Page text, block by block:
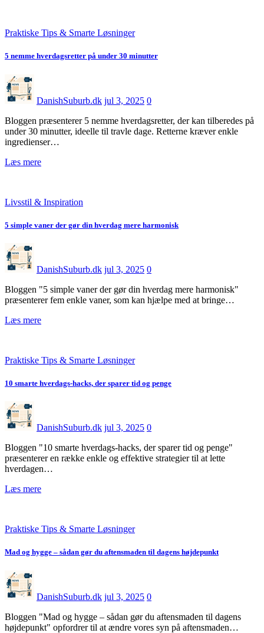
Praktiske Tips & Smarte Løsninger
5 nemme hverdagsretter på under 30 minutter
DanishSuburb.dk jul 3, 2025 0
Bloggen præsenterer 5 nemme hverdagsretter, der kan tilberedes på
under 30 minutter, ideelle til travle dage. Retterne kræver enkle
ingredienser…
Læs mere
Livsstil & Inspiration
5 simple vaner der gør din hverdag mere harmonisk
DanishSuburb.dk jul 3, 2025 0
Bloggen "5 simple vaner der gør din hverdag mere harmonisk"
præsenterer fem enkle vaner, som kan hjælpe med at bringe…
Læs mere
Praktiske Tips & Smarte Løsninger
10 smarte hverdags-hacks, der sparer tid og penge
DanishSuburb.dk jul 3, 2025 0
Bloggen "10 smarte hverdags-hacks, der sparer tid og penge"
præsenterer en række enkle og effektive strategier til at lette
hverdagen…
Læs mere
Praktiske Tips & Smarte Løsninger
Mad og hygge – sådan gør du aftensmaden til dagens højdepunkt
DanishSuburb.dk jul 3, 2025 0
Bloggen "Mad og hygge – sådan gør du aftensmaden til dagens
højdepunkt" opfordrer til at ændre vores syn på aftensmaden…